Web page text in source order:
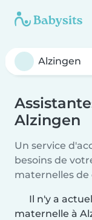
Alzingen
Un service
besoins de
maternelles de
Il n'y a
maternelle à